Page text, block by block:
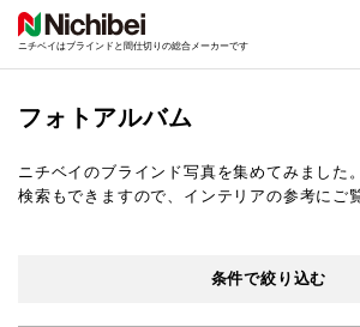
ニチベイはブラインドと間仕切りの総合メーカーです
フォトアルバム
ニチベイのブラインド写真を集めてみました。
検索もできますので、インテリアの参考にご
条件で絞り込む